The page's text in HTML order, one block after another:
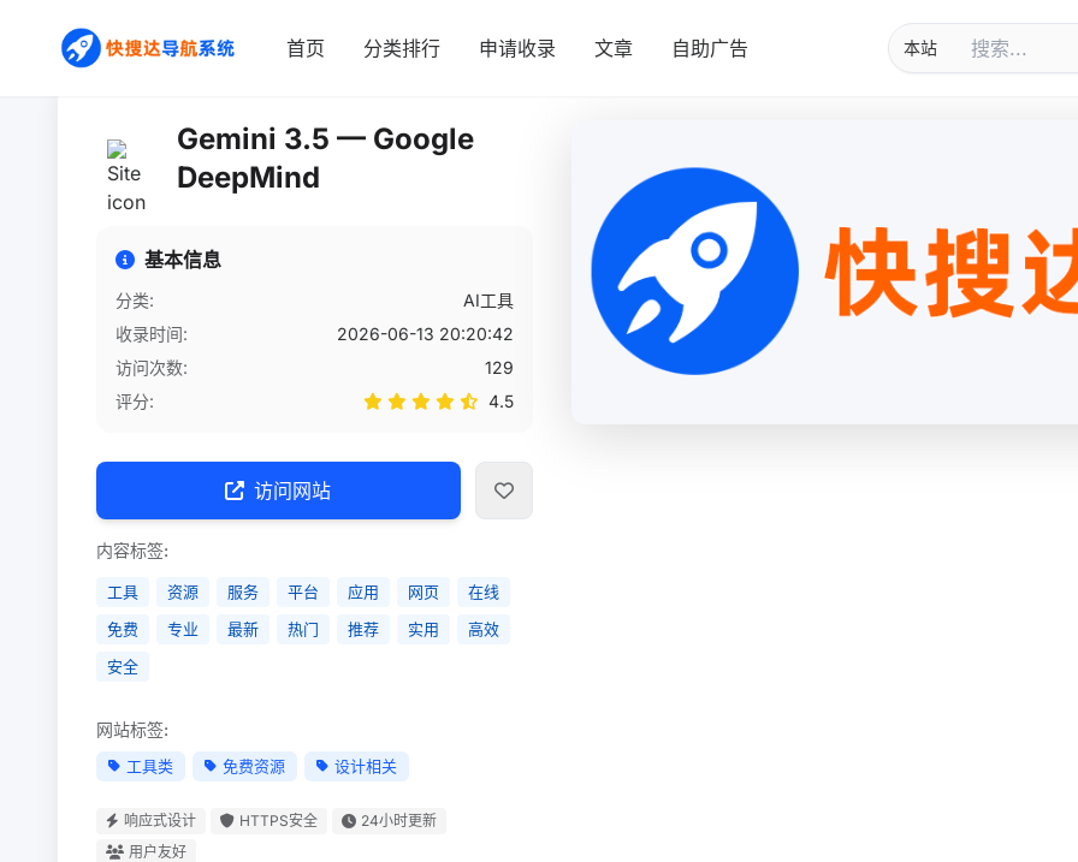
首页 分类排行 申请收录 文章 自助广告
首页 / 网站详情
Gemini 3.5 — Google
DeepMind
基本信息
分类:
AI工具
收录时间:
2026-06-13 20:20:42
访问次数:
129
评分:
4.5
访问网站
内容标签:
工具 资源 服务 平台 应用 网页
在线
免费
专业 最新 热门 推荐 实用
高效
安全
网站标签:
工具类 免费资源 设计相关
响应式设计 HTTPS安全
24小时更新
用户友好